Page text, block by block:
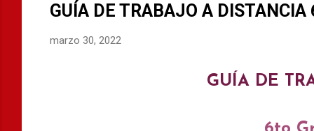
GUÍA DE TRABAJO A
marzo 30, 2022
GUÍA DE